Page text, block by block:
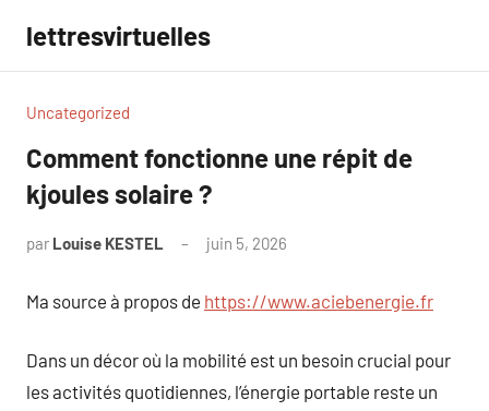
contenu
lettresvirtuelles
Uncategorized
Comment fonctionne une répit de
kjoules solaire ?
par Louise KESTEL juin 5, 2026
Ma source à propos de https://www.aciebenergie.fr
Dans un décor où la mobilité est un besoin crucial pour
les activités quotidiennes, l’énergie portable reste un